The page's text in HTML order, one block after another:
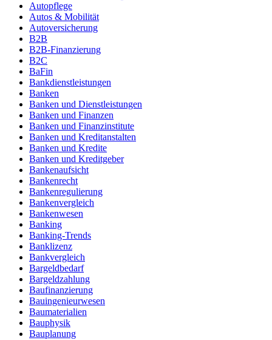
Autopflege
Autos & Mobilität
Autoversicherung
B2B
B2B-Finanzierung
B2C
BaFin
Bankdienstleistungen
Banken
Banken und Dienstleistungen
Banken und Finanzen
Banken und Finanzinstitute
Banken und Kreditanstalten
Banken und Kredite
Banken und Kreditgeber
Bankenaufsicht
Bankenrecht
Bankenregulierung
Bankenvergleich
Bankenwesen
Banking
Banking-Trends
Banklizenz
Bankvergleich
Bargeldbedarf
Bargeldzahlung
Baufinanzierung
Bauingenieurwesen
Baumaterialien
Bauphysik
Bauplanung